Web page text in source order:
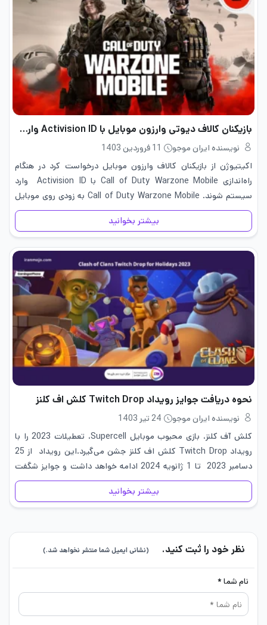
بازیکنان کالاف دیوتی وارزون موبایل با Activision ID وارد شوند
نویسنده ایران موجو
11 فروردین 1403
اکیتیوژن از بازیکنان کالاف وارزون موبایل درخواست کرد در هنگام
راه‌اندازی Call of Duty Warzone Mobile با Activision ID وارد
سیستم شوند. Call of Duty Warzone Mobile به زودی روی موبایل
عرضه می‌شود. بیش از 50 میلیون کاربر برای کالاف…
بیشتر بخوانید
نحوه دریافت جوایز رویداد Twitch Drop کلش اف کلنز
نویسنده ایران موجو
24 تیر 1403
کلش آف کلنز، بازی محبوب موبایل Supercell، تعطیلات 2023 را با
رویداد Twitch Drop کلش اف کلنز جشن می‌گیرد.این رویداد از 25
دسامبر 2023 تا 1 ژانویه 2024 ادامه خواهد داشت و جوایز شگفت
انگیز درون بازی را برای کسانی…
بیشتر بخوانید
نظر خود را ثبت کنید. (نشانی ایمیل شما منتشر نخواهد شد.)
نام شما *